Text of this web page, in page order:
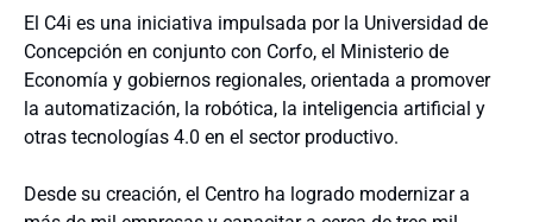
El C4i es una iniciativa impulsada por la Universidad de
Concepción en conjunto con Corfo, el Ministerio de
Economía y gobiernos regionales, orientada a promover
la automatización, la robótica, la inteligencia artificial y
otras tecnologías 4.0 en el sector productivo.
Desde su creación, el Centro ha logrado modernizar a